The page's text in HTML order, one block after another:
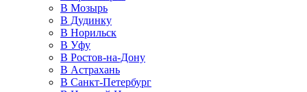
В Мозырь
В Дудинку
В Норильск
В Уфу
В Ростов-на-Дону
В Астрахань
В Санкт-Петербург